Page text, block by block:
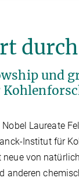
und
Laureate
Institut für
von
anderen